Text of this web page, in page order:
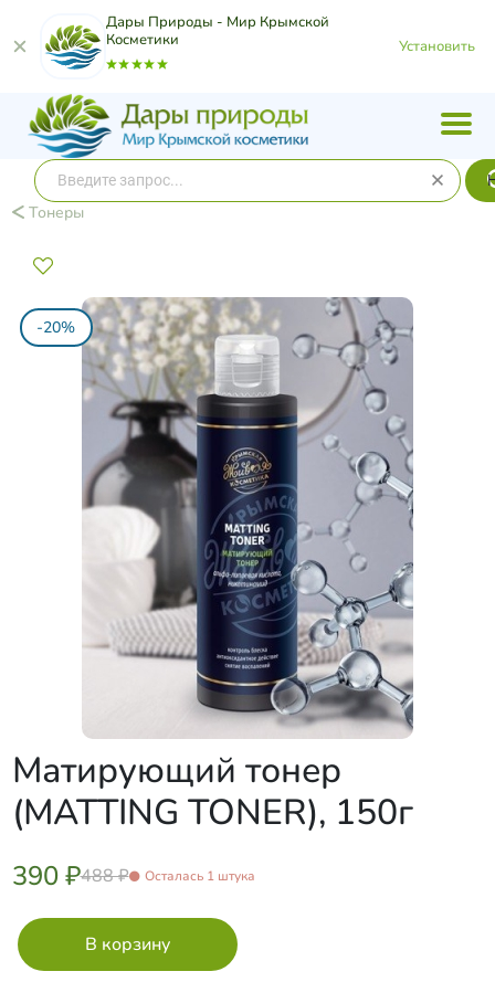
Дары Природы - Мир Крымской
Косметики
Установить
Тонеры
-20%
Матирующий тонер
(MATTING TONER), 150г
390 ₽488 ₽ Осталась 1 штука